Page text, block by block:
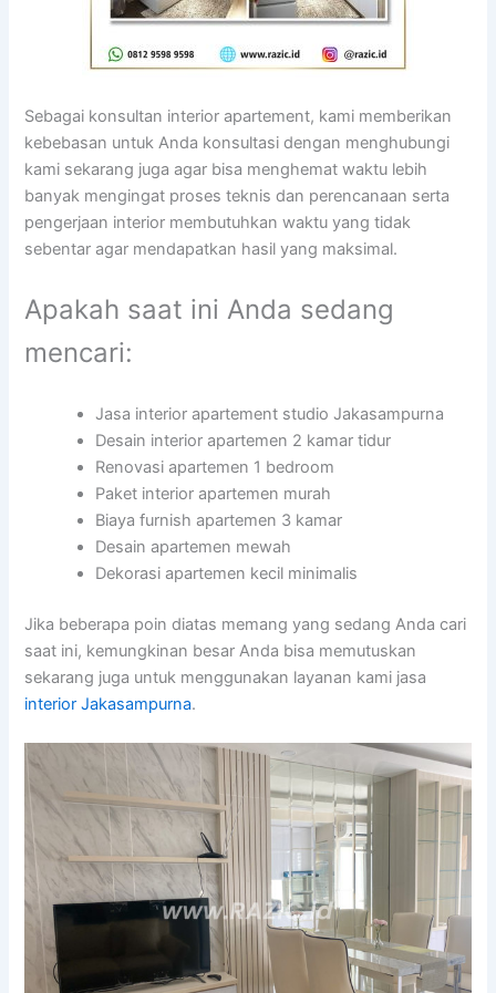
Sebagai konsultan interior apartement, kami memberikan
kebebasan untuk Anda konsultasi dengan menghubungi
kami sekarang juga agar bisa menghemat waktu lebih
banyak mengingat proses teknis dan perencanaan serta
pengerjaan interior membutuhkan waktu yang tidak
sebentar agar mendapatkan hasil yang maksimal.
Apakah saat ini Anda sedang
mencari:
Jasa interior apartement studio Jakasampurna
Desain interior apartemen 2 kamar tidur
Renovasi apartemen 1 bedroom
Paket interior apartemen murah
Biaya furnish apartemen 3 kamar
Desain apartemen mewah
Dekorasi apartemen kecil minimalis
Jika beberapa poin diatas memang yang sedang Anda cari
saat ini, kemungkinan besar Anda bisa memutuskan
sekarang juga untuk menggunakan layanan kami jasa
interior Jakasampurna.